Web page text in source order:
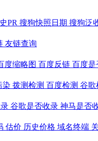
PR 搜狗快照日期 搜狗泛
友链查询
度缩略图 百度反链 百度
染 拨测检测 百度检测 谷
谷歌是否收录 神马是否
估价 历史价格 域名终端